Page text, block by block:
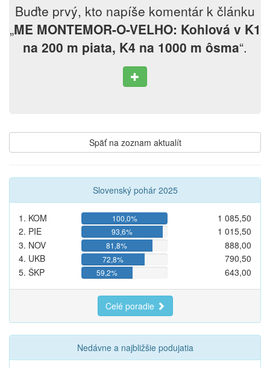
Buďte prvý, kto napíše komentár k článku
„ME MONTEMOR-O-VELHO: Kohlová v K1
na 200 m piata, K4 na 1000 m ôsma“.
Späť na zoznam aktualít
Slovenský pohár 2025
1. KOM 100,0%
1 085,50
2. PIE
93,6%
1 015,50
3. NOV
81,8%
888,00
4. UKB
72,8%
790,50
5. ŠKP
59,2% 643,00
Celé poradie
Nedávne a najbližšie podujatia